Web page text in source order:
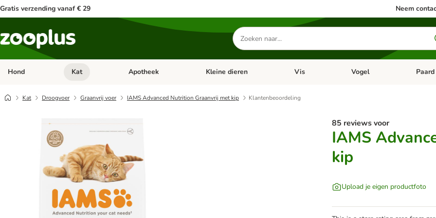
Gratis verzending vanaf € 29 Neem
Zoeken
naar
producten
Hond Open categorie menu: Hond
Kat Open categorie menu: Kat
Apotheek Open categorie menu: Apotheek
Kleine dieren Open categorie menu: Kleine dieren
Vis Open categorie menu: Vis
Vogel Open
Paard
Kat Droogvoer Graanvrij voer IAMS Advanced Nutrition Graanvrij met kip Klantenbeoordeling
85 reviews voor
IAMS
kip
Upload je eigen productfoto